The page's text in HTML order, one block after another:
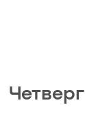
Четверг